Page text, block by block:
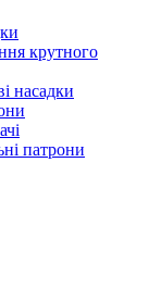
крутного
насадки
патрони